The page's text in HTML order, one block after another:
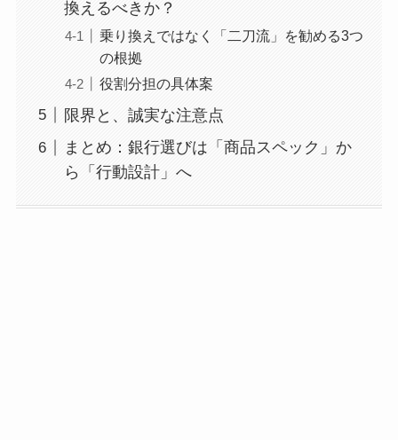
換えるべきか？
乗り換えではなく「二刀流」を勧める3つ
の根拠
役割分担の具体案
限界と、誠実な注意点
まとめ：銀行選びは「商品スペック」か
ら「行動設計」へ